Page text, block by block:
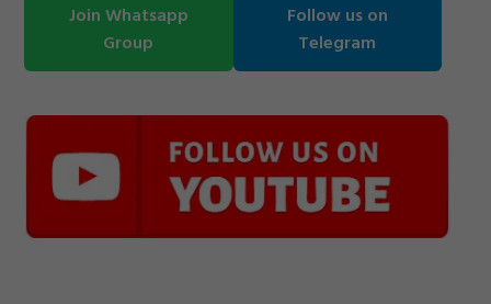
Join Whatsapp
Group
Follow us on
Telegram